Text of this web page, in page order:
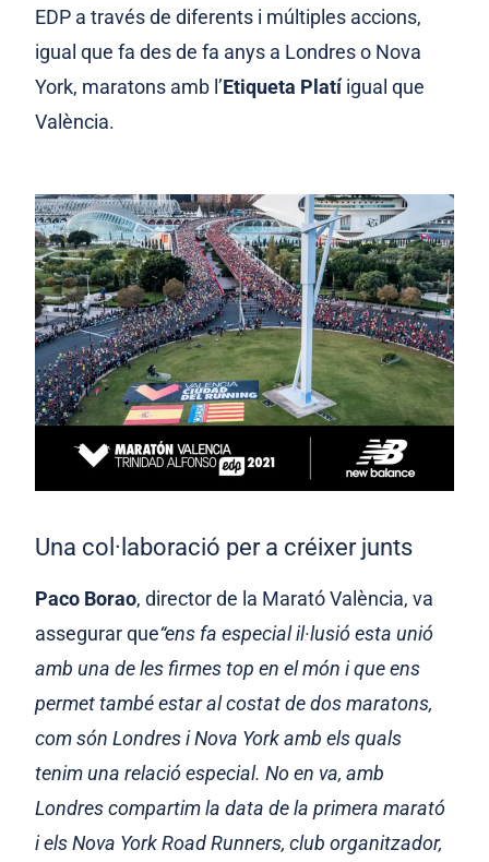
EDP a través de diferents i múltiples accions,
igual que fa des de fa anys a Londres o Nova
York, maratons amb l’Etiqueta Platí igual que
València.
Una col·laboració per a créixer junts
Paco Borao, director de la Marató València, va
assegurar que“ens fa especial il·lusió esta unió
amb una de les firmes top en el món i que ens
permet també estar al costat de dos maratons,
com són Londres i Nova York amb els quals
tenim una relació especial. No en va, amb
Londres compartim la data de la primera marató
i els Nova York Road Runners, club organitzador,